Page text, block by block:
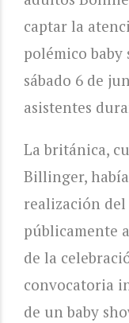
captar la
polémico baby
sábado 6 de
asistentes
La británica,
Billinger,
realización
públicamente
de la
convocatoria
de un baby